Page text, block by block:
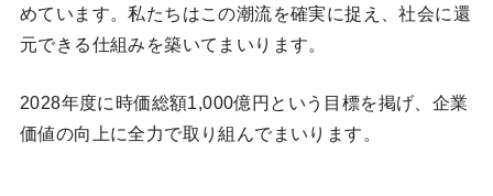
めています。私たちはこの潮流を確実に捉え、社会に還
元できる仕組みを築いてまいります。
2028年度に時価総額1,000億円という目標を掲げ、企業
価値の向上に全力で取り組んでまいります。